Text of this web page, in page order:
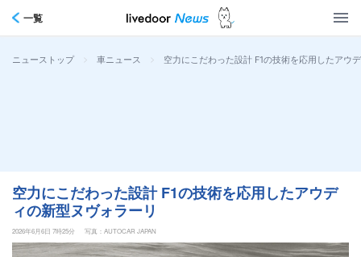
一覧
ニューストップ > 車ニュース > 空力にこだわった設計 F1の技術を応用したアウ
空力にこだわった設計 F1の技術を応用したアウデ
ィの新型ヌヴォラーリ
2026年6月6日 7時25分 写真：AUTOCAR JAPAN